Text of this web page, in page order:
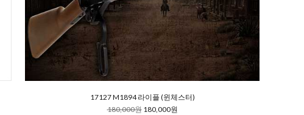
17127 M1894 라이플 (윈체스터)
180,000원 180,000원